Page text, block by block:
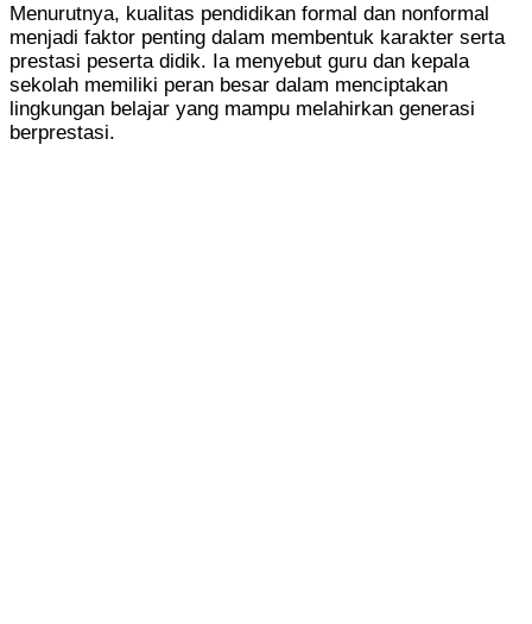
Menurutnya, kualitas pendidikan formal dan nonformal
menjadi faktor penting dalam membentuk karakter serta
prestasi peserta didik. Ia menyebut guru dan kepala
sekolah memiliki peran besar dalam menciptakan
lingkungan belajar yang mampu melahirkan generasi
berprestasi.